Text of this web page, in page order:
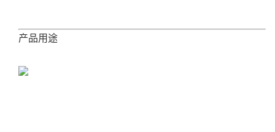
产品用途